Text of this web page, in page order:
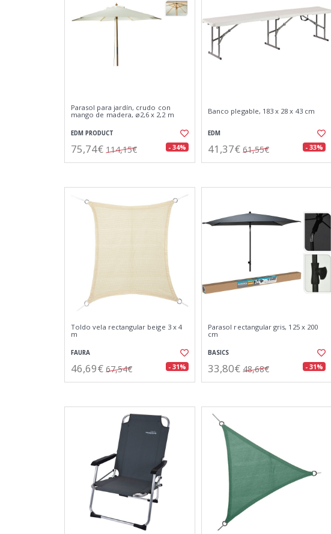
Parasol para jardín, crudo con
mango de madera, ø2,6 x 2,2 m
EDM PRODUCT
75,74€ 114,15€ - 34%
Banco plegable, 183 x 28 x 43 cm
EDM
41,37€ 61,55€ - 33%
Toldo vela rectangular beige 3 x 4
m
FAURA
46,69€ 67,54€ - 31%
Parasol rectangular gris, 125 x 200
cm
BASICS
33,80€ 48,68€ - 31%